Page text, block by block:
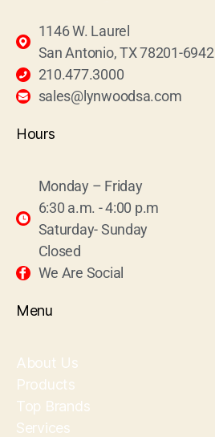
1146 W. Laurel
San Antonio, TX 78201-6942
210.477.3000
sales@lynwoodsa.com
Hours
Monday – Friday
6:30 a.m. - 4:00 p.m
Saturday- Sunday
Closed
We Are Social
Menu
About Us
Products
Top Brands
Services